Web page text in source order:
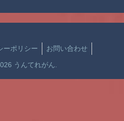
ーポリシー お問い合わせ
うんてれがん.